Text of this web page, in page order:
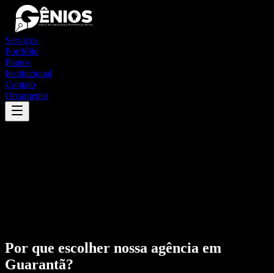
Serviços
Portfólio
Planos
Institucional
Contato
Orçamento
Por que escolher nossa agência em
Guarantã?